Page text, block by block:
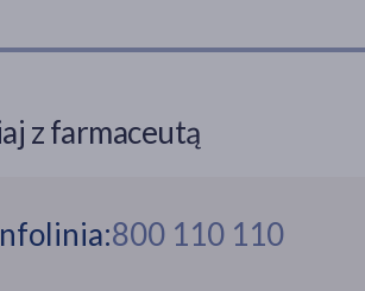
z farmaceutą
800 110 110